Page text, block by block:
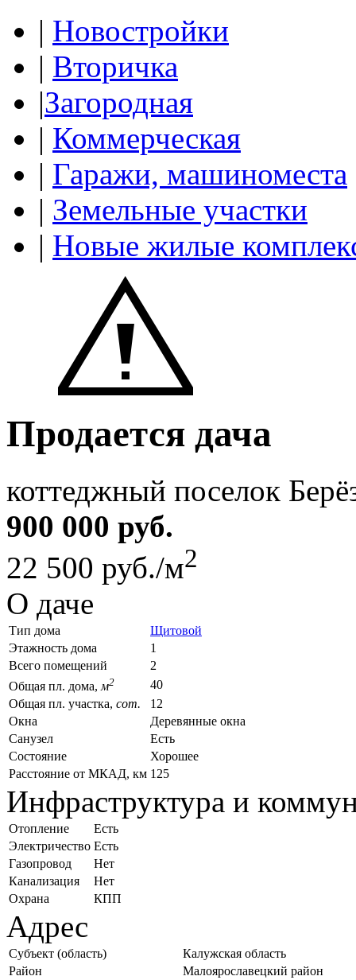
| Новостройки
| Вторичка
|Загородная
| Коммерческая
| Гаражи, машиноместа
| Земельные участки
| Новые жилые
Продается дача
коттеджный поселок
900 000 руб.
22 500 руб./м2
О даче
Тип дома
Щитовой
Этажность дома
1
Всего помещений
2
Общая пл. дома, м2
40
Общая пл. участка, сот.
12
Окна
Деревянные окна
Санузел
Есть
Состояние
Хорошее
Расстояние от МКАД, км 125
Инфраструктура и
Отопление
Есть
Электричество Есть
Газопровод
Нет
Канализация
Нет
Охрана
КПП
Адрес
Субъект (область)
Калужская область
Район
Малоярославецкий район